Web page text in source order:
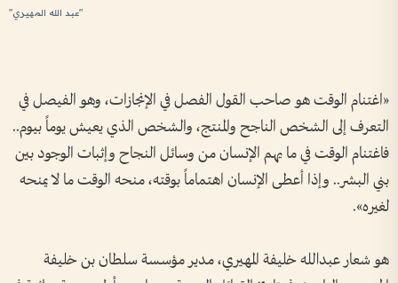
"عبد الله المهيري"
«اغتنام الوقت هو صاحب القول الفصل في الإنجازات، وهو الفيصل في
التعرف إلى الشخص الناجح والمنتج، والشخص الذي يعيش يوماً بيوم..
فاغتنام الوقت في ما يهم الإنسان من وسائل النجاح وإثبات الوجود بين
بني البشر.. وإذا أعطى الإنسان اهتماماً بوقته، منحه الوقت ما لا يمنحه
لغيره».
هو شعار عبدالله خليفة المهيري، مدير مؤسسة سلطان بن خليفة